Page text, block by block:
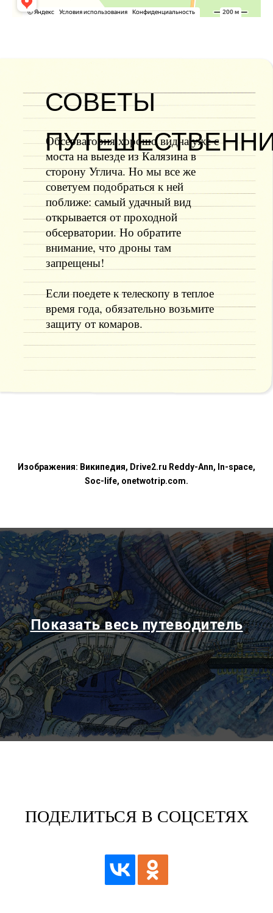
Обсерватория хорошо видна уже с
моста на выезде из Калязина в
сторону Углича. Но мы все же
советуем подобраться к ней
поближе: самый удачный вид
открывается от проходной
обсерватории. Но обратите
внимание, что дроны там
запрещены!
Если поедете к телескопу в теплое
время года, обязательно возьмите
защиту от комаров.
СОВЕТЫ
Изображения: Википедия, Drive2.ru Reddy-Ann, In-space,
Soc-life, onetwotrip.com.
Показать весь путеводитель
ПОДЕЛИТЬСЯ В СОЦСЕТЯХ